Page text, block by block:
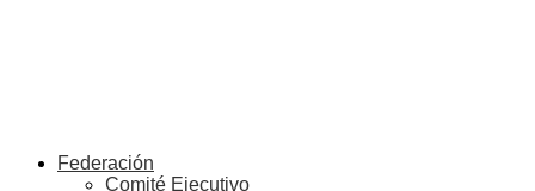
Federación
Comité Ejecutivo